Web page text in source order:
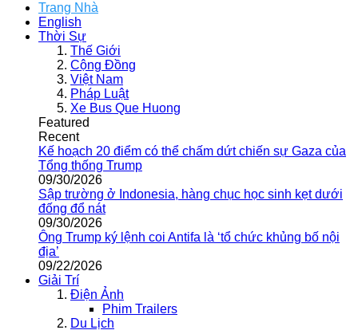
Trang Nhà
English
Thời Sự
Thế Giới
Cộng Đồng
Việt Nam
Pháp Luật
Xe Bus Que Huong
Featured
Recent
Kế hoạch 20 điểm có thể chấm dứt chiến sự Gaza của
Tổng thống Trump
09/30/2026
Sập trường ở Indonesia, hàng chục học sinh kẹt dưới
đống đổ nát
09/30/2026
Ông Trump ký lệnh coi Antifa là ‘tổ chức khủng bố nội
địa’
09/22/2026
Giải Trí
Điện Ảnh
Phim Trailers
Du Lịch